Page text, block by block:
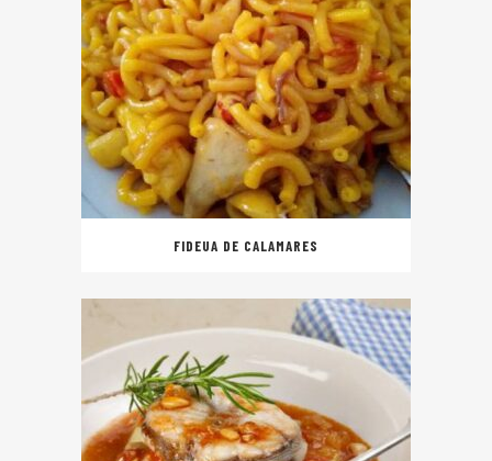
FIDEUA DE CALAMARES